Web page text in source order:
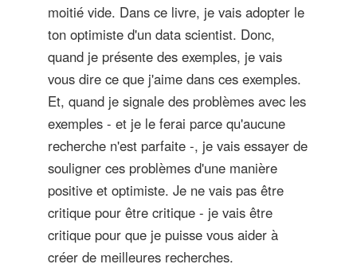
moitié vide. Dans ce livre, je vais adopter le
ton optimiste d'un data scientist. Donc,
quand je présente des exemples, je vais
vous dire ce que j'aime dans ces exemples.
Et, quand je signale des problèmes avec les
exemples - et je le ferai parce qu'aucune
recherche n'est parfaite -, je vais essayer de
souligner ces problèmes d'une manière
positive et optimiste. Je ne vais pas être
critique pour être critique - je vais être
critique pour que je puisse vous aider à
créer de meilleures recherches.